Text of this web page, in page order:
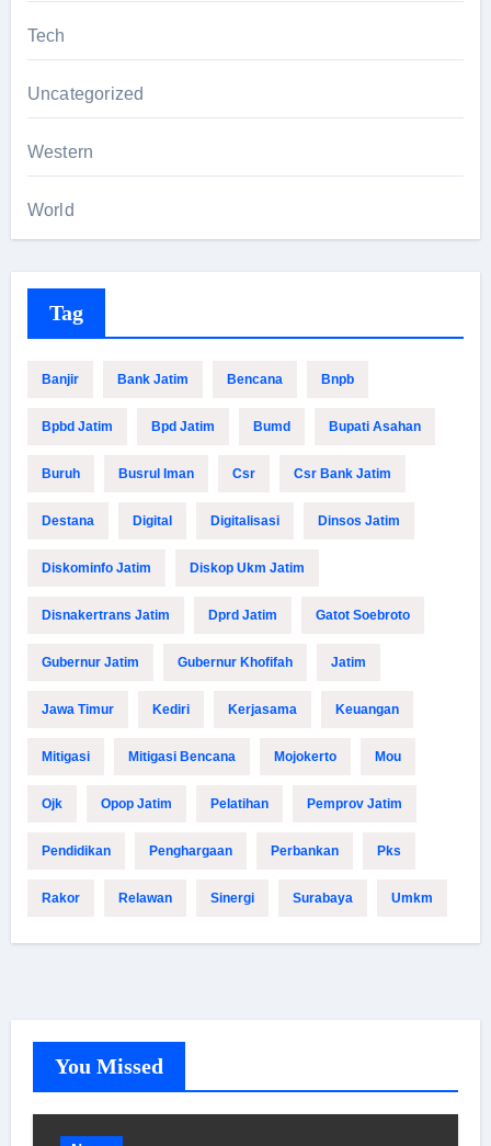
Tech
Uncategorized
Western
World
Tag
Banjir Bank Jatim Bencana Bnpb
Bpbd Jatim Bpd Jatim Bumd Bupati Asahan
Buruh Busrul Iman Csr Csr Bank Jatim
Destana Digital Digitalisasi Dinsos Jatim
Diskominfo Jatim Diskop Ukm Jatim
Disnakertrans Jatim Dprd Jatim Gatot Soebroto
Gubernur Jatim Gubernur Khofifah Jatim
Jawa Timur Kediri Kerjasama Keuangan
Mitigasi Mitigasi Bencana Mojokerto Mou
Ojk Opop Jatim Pelatihan Pemprov Jatim
Pendidikan Penghargaan Perbankan Pks
Rakor Relawan Sinergi Surabaya Umkm
You Missed